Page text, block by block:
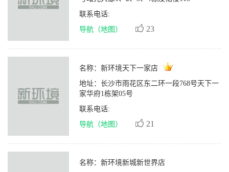
联系电话:
导航（地图）
23
名称： 新环境天下一家店
地址： 长沙市雨花区东二环一段768号天下一
家华府1栋架05号
联系电话:
导航（地图）
21
名称： 新环境新城新世界店